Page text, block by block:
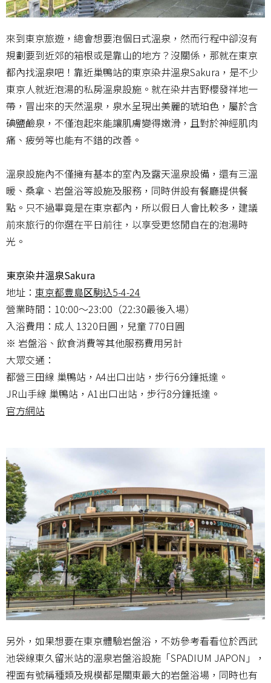
來到東京旅遊，總會想要泡個日式溫泉，然而行程中卻沒有
規劃要到近郊的箱根或是靠山的地方？沒關係，那就在東京
都內找溫泉吧！靠近巢鴨站的東京染井溫泉Sakura，是不少
東京人就近泡湯的私房溫泉設施。就在染井吉野櫻發祥地一
帶，冒出來的天然溫泉，泉水呈現出美麗的琥珀色，屬於含
碘鹽鹼泉，不僅泡起來能讓肌膚變得嫩滑，且對於神經肌肉
痛、疲勞等也能有不錯的改善。
溫泉設施內不僅擁有基本的室內及露天溫泉設備，還有三溫
暖、桑拿、岩盤浴等設施及服務，同時併設有餐廳提供餐
點。只不過畢竟是在東京都內，所以假日人會比較多，建議
前來旅行的你選在平日前往，以享受更悠閒自在的泡湯時
光。
東京染井溫泉Sakura
地址： 東京都豊島区駒込5-4-24
營業時間：10:00～23:00（22:30最後入場）
入浴費用：成人 1320日圓，兒童 770日圓
※ 岩盤浴、飲食消費等其他服務費用另計
大眾交通：
都營三田線 巢鴨站，A4出口出站，步行6分鐘抵達。
JR山手線 巢鴨站，A1出口出站，步行8分鐘抵達。
官方網站
另外，如果想要在東京體驗岩盤浴，不妨參考看看位於西武
池袋線東久留米站的溫泉岩盤浴設施「SPADIUM JAPON」，
裡面有號稱種類及規模都是關東最大的岩盤浴場，同時也有